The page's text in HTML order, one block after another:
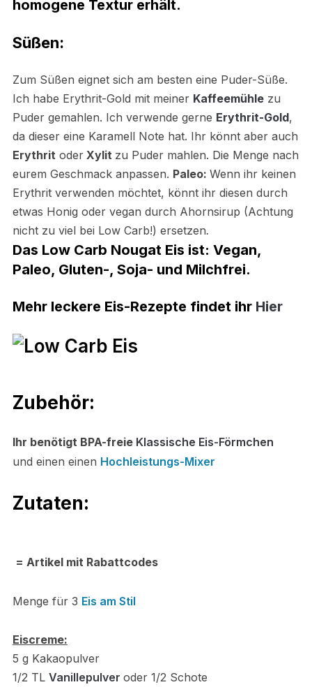
homogene Textur erhält.
Süßen:
Zum Süßen eignet sich am besten eine Puder-Süße.
Ich habe Erythrit-Gold mit meiner Kaffeemühle zu
Puder gemahlen. Ich verwende gerne Erythrit-Gold,
da dieser eine Karamell Note hat. Ihr könnt aber auch
ErythritoderXylit zu Puder mahlen. Die Menge nach
eurem Geschmack anpassen. Paleo: Wenn ihr keinen
Erythrit verwenden möchtet, könnt ihr diesen durch
etwas Honig oder vegan durch Ahornsirup (Achtung
nicht zu viel bei Low Carb!) ersetzen.
Das Low Carb Nougat Eis ist: Vegan,
Paleo, Gluten-, Soja- und Milchfrei.
Mehr leckere Eis-Rezepte findet ihr Hier
Zubehör:
Ihr benötigt BPA-freie Klassische Eis-Förmchen
und einen einen Hochleistungs-Mixer
Zutaten:
= Artikel mit Rabattcodes
Menge für 3 Eis am Stil
Eiscreme:
5 g Kakaopulver
1/2 TL Vanillepulver oder 1/2 Schote